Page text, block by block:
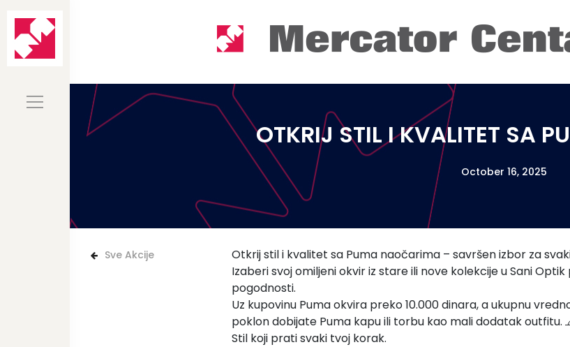
OTKRIJ STIL I KVALITET SA
October 16, 2025
Sve Akcije
Otkrij stil i kvalitet sa Puma naočarima – savršen izbor za
Izaberi svoj omiljeni okvir iz stare ili nove kolekcije u Sani
pogodnosti.
Uz kupovinu Puma okvira preko 10.000 dinara, a ukupnu
poklon dobijate Puma kapu ili torbu kao mali dodatak outfitu.
Stil koji prati svaki tvoj korak.